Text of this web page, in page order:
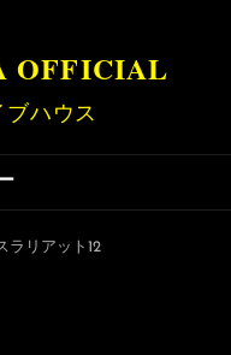
OFFICIAL
ハウス
ラリアット12